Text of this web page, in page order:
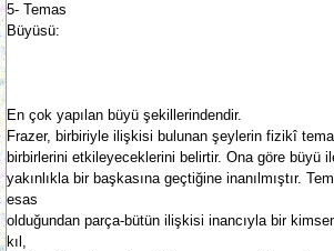
5- Temas
Büyüsü:
En çok yapılan büyü şekillerindendir.
Frazer, birbiriyle ilişkisi bulunan şeylerin fizikî
birbirlerini etkileyeceklerini belirtir. Ona göre büyü
yakınlıkla bir başkasına geçtiğine inanılmıştır.
esas
olduğundan parça-bütün ilişkisi inancıyla bir
kıl,